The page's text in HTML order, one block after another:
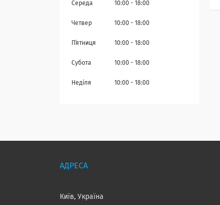
Середа 10:00 18:00
Четвер 10:00 18:00
Пʼятниця 10:00 18:00
Субота 10:00 18:00
Неділя 10:00 18:00
Київ, Україна